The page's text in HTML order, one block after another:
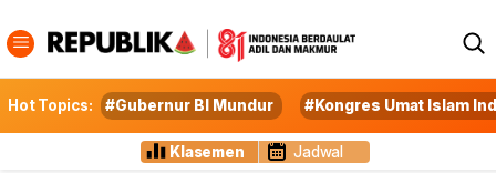
Hot Topics: #Gubernur BI Mundur #Kongres Umat Islam
Klasemen Jadwal